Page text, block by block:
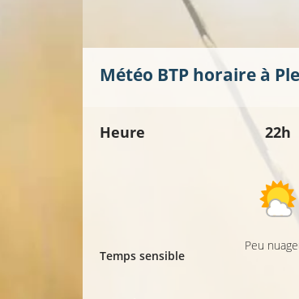
Météo BTP horaire à
Heure
Temps sensible
22h
Peu